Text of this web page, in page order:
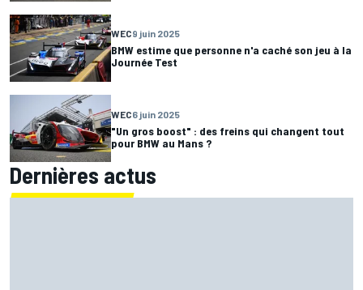
WEC9 juin 2025
BMW estime que personne n'a caché son jeu à la
Journée Test
WEC6 juin 2025
"Un gros boost" : des freins qui changent tout
pour BMW au Mans ?
Dernières actus